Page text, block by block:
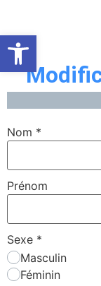
Ouvrir la barre d’outils
Nom *
Prénom
Sexe *
Masculin
Féminin